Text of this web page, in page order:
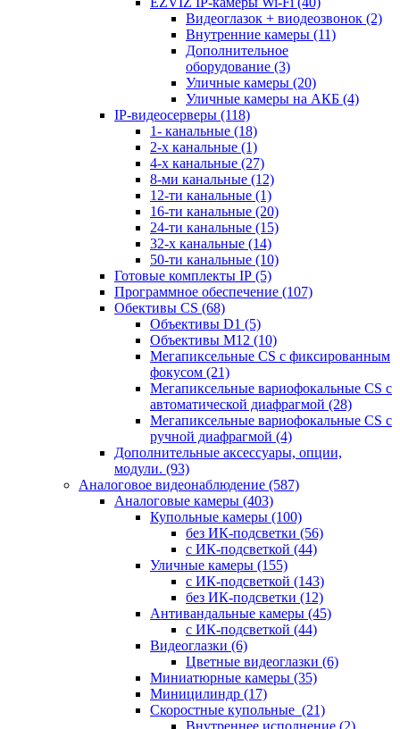
Видеоглазок + виодеозвонок (2)
Внутренние камеры (11)
Дополнительное
оборудование (3)
Уличные камеры (20)
Уличные камеры на АКБ (4)
IP-видеосерверы (118)
1- канальные (18)
2-х канальные (1)
4-х канальные (27)
8-ми канальные (12)
12-ти канальные (1)
16-ти канальные (20)
24-ти канальные (15)
32-х канальные (14)
50-ти канальные (10)
Готовые комплекты IP (5)
Программное обеспечение (107)
Обективы CS (68)
Объективы D1 (5)
Объективы M12 (10)
Мегапиксельные CS c фиксированным
фокусом (21)
Мегапиксельные вариофокальные CS c
автоматической диафрагмой (28)
Мегапиксельные вариофокальные CS c
ручной диафрагмой (4)
Дополнительные аксессуары, опции,
модули. (93)
Аналоговое видеонаблюдение (587)
Аналоговые камеры (403)
Купольные камеры (100)
без ИК-подсветки (56)
с ИК-подсветкой (44)
Уличные камеры (155)
с ИК-подсветкой (143)
без ИК-подсветки (12)
Антивандальные камеры (45)
с ИК-подсветкой (44)
Видеоглазки (6)
Цветные видеоглазки (6)
Миниатюрные камеры (35)
Миницилиндр (17)
Скоростные купольные (21)
Внутреннее исполнение (2)